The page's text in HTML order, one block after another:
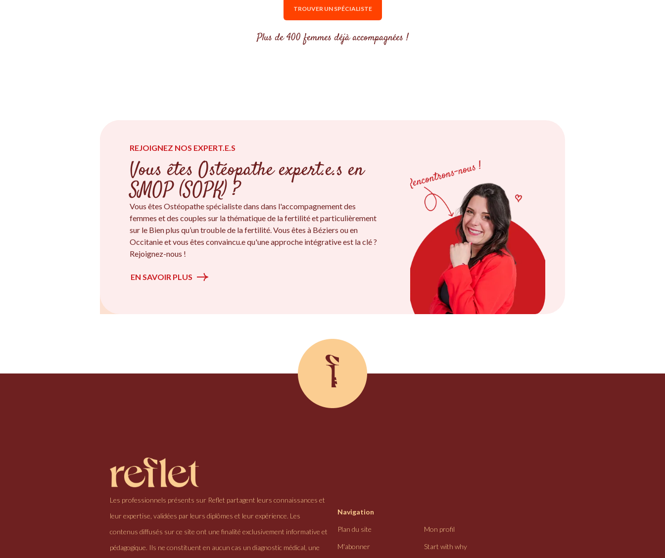
TROUVER UN SPÉCIALISTE
Plus de 400 femmes déjà accompagnées !
REJOIGNEZ NOS EXPERT.E.S
Vous êtes Ostéopathe expert.e.s en
SMOP (SOPK) ?
Vous êtes Ostéopathe spécialiste dans dans l'accompagnement des
femmes et des couples sur la thématique de la fertilité et particulièrement
sur le Bien plus qu’un trouble de la fertilité. Vous êtes à Béziers ou en
Occitanie et vous êtes convaincu.e qu'une approche intégrative est la clé ?
Rejoignez-nous !
EN SAVOIR PLUS
Les professionnels présents sur Reflet partagent leurs connaissances et
leur expertise, validées par leurs diplômes et leur expérience. Les
contenus diffusés sur ce site ont une finalité exclusivement informative et
pédagogique. Ils ne constituent en aucun cas un diagnostic médical, une
Navigation
Plan du site Mon profil
M'abonner Start with why